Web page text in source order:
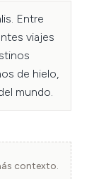
Entre
viajes
de hielo,
mundo.
contexto.